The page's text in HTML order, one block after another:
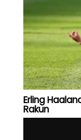
Erling
Rakun